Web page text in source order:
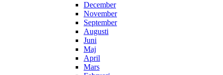
December
November
September
Augusti
Juni
Maj
April
Mars